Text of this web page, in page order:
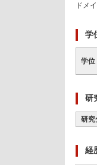
ドメ
学
学位
研
研究
経